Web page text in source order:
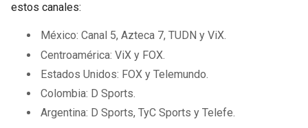
estos canales:
México: Canal 5, Azteca 7, TUDN y ViX.
Centroamérica: ViX y FOX.
Estados Unidos: FOX y Telemundo.
Colombia: D Sports.
Argentina: D Sports, TyC Sports y Telefe.